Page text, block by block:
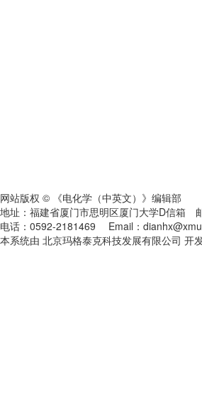
网站版权 © 《电化学（中英文）》编辑部
地址：福建省厦门市思明区厦门大学D信箱
电话：0592-2181469 Email：
本系统由 北京玛格泰克科技发展有限公司 开